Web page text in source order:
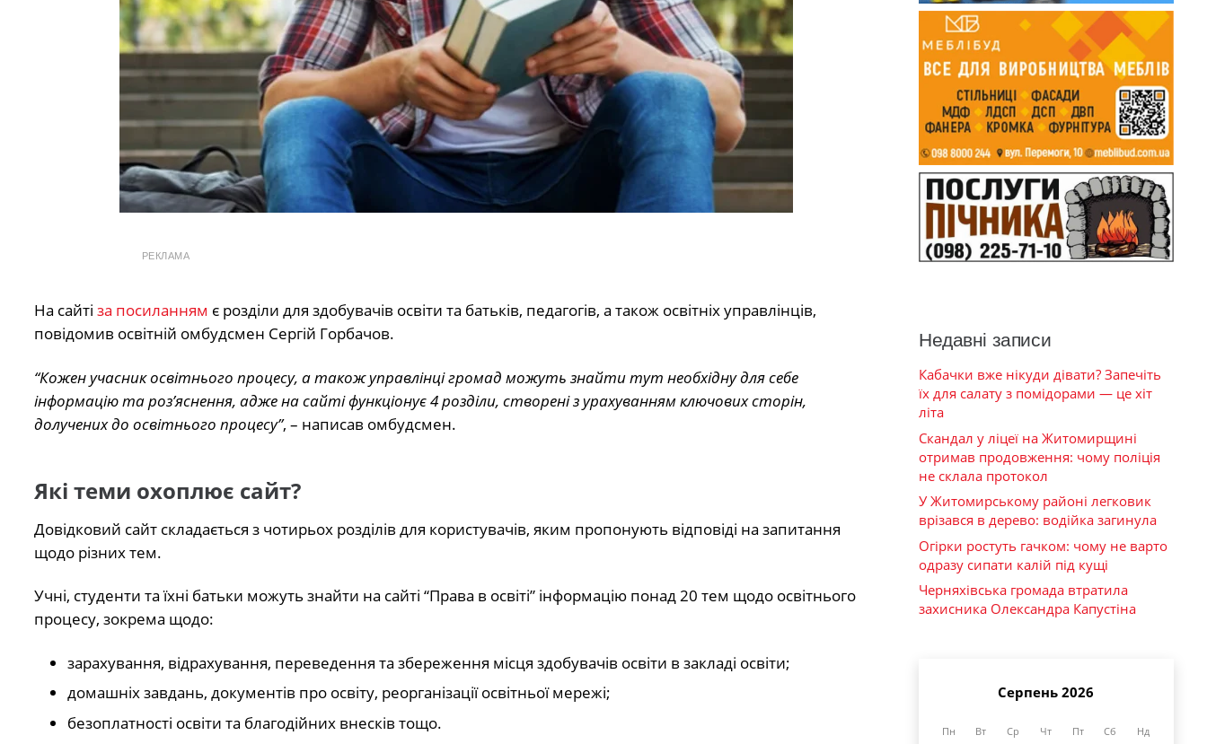
РЕКЛАМА
На сайті за посиланням є розділи для здобувачів освіти та батьків, педагогів, а також освітніх управлінців,
повідомив освітній омбудсмен Сергій Горбачов.
“Кожен учасник освітнього процесу, а також управлінці громад можуть знайти тут необхідну для себе
інформацію та роз’яснення, адже на сайті функціонує 4 розділи, створені з урахуванням ключових сторін,
долучених до освітнього процесу”, – написав омбудсмен.
Які теми охоплює сайт?
Довідковий сайт складається з чотирьох розділів для користувачів, яким пропонують відповіді на запитання
щодо різних тем.
Учні, студенти та їхні батьки можуть знайти на сайті “Права в освіті” інформацію понад 20 тем щодо освітнього
процесу, зокрема щодо:
зарахування, відрахування, переведення та збереження місця здобувачів освіти в закладі освіти;
домашніх завдань, документів про освіту, реорганізації освітньої мережі;
безоплатності освіти та благодійних внесків тощо.
Недавні записи
Кабачки вже нікуди дівати? Запечіть
їх для салату з помідорами — це хіт
літа
Скандал у ліцеї на Житомирщині
отримав продовження: чому поліція
не склала протокол
У Житомирському районі легковик
врізався в дерево: водійка загинула
Огірки ростуть гачком: чому не варто
одразу сипати калій під кущі
Черняхівська громада втратила
захисника Олександра Капустіна
Серпень 2026
Пн Вт Ср Чт Пт Сб Нд